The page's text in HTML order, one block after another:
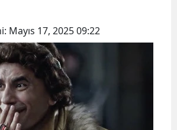
Mayıs 17, 2025 09:22